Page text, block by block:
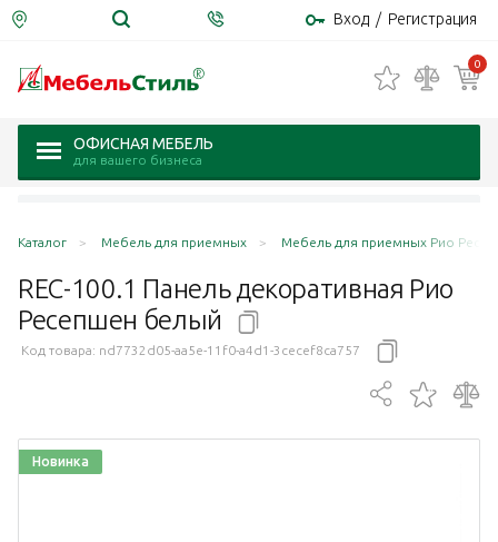
Вход / Регистрация
0
ОФИСНАЯ МЕБЕЛЬ
для вашего бизнеса
Каталог Мебель для приемных Мебель для приемных Рио
REC-100.1 Панель декоративная Рио
Ресепшен белый
Код товара: nd7732d05-aa5e-11f0-a4d1-3cecef8ca757
Новинка